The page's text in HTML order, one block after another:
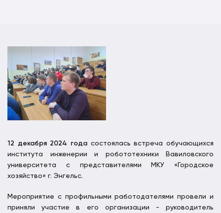
12 декабря 2024 года состоялась встреча обучающихся
института инженерии и робототехники Вавиловского
университета с представителями МКУ «Городское
хозяйство» г. Энгельс.
Мероприятие с профильными работодателями провели и
приняли участие в его организации - руководитель